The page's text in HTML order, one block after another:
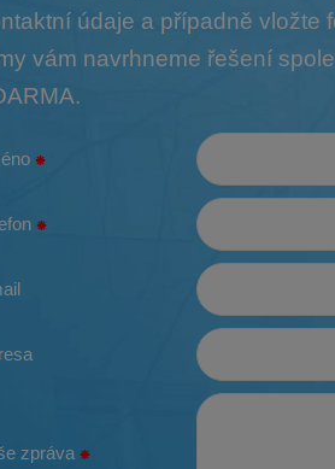
údaje a případně vložte
vám navrhneme řešení
zpráva